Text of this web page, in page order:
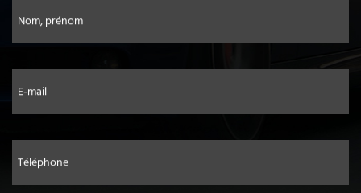
Nom, prénom
E-mail
Téléphone